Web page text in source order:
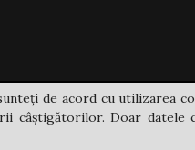
de acord cu utilizarea
câștigătorilor. Doar